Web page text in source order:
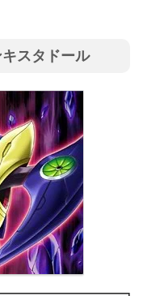
スタドール